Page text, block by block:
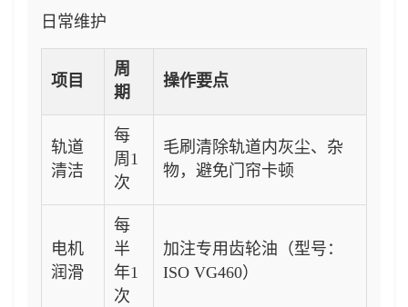
日常维护
项目
周
期
操作要点
轨道
清洁
每
周1
次
毛刷清除轨道内灰尘、杂
物，避免门帘卡顿
电机
润滑
每
半
年1
次
加注专用齿轮油（型号：
ISO VG460）